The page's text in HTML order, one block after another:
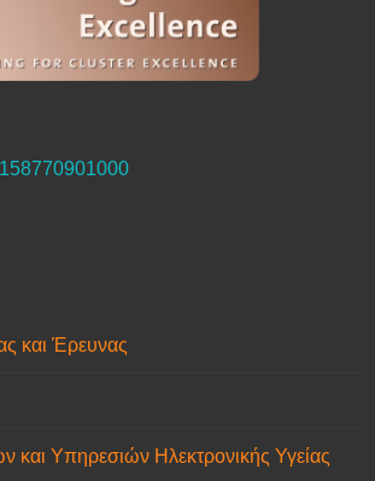
και Έρευνας
και Υπηρεσιών Ηλεκτρονικής Υγείας